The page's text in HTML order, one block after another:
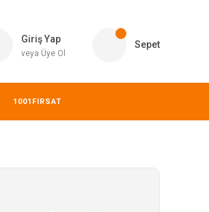
Giriş Yap
veya Üye Ol
Sepet
1001FIRSAT